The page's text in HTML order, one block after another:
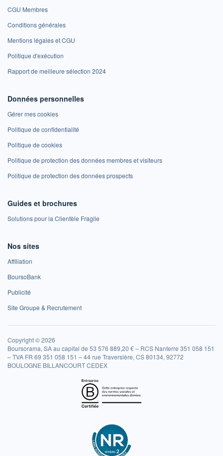
CGU Membres
Conditions générales
Mentions légales et CGU
Politique d'exécution
Rapport de meilleure sélection 2024
Données personnelles
Gérer mes cookies
Politique de confidentialité
Politique de cookies
Politique de protection des données membres et visiteurs
Politique de protection des données prospects
Guides et brochures
Solutions pour la Clientèle Fragile
Nos sites
Affiliation
BoursoBank
Publicité
Site Groupe & Recrutement
Copyright © 2026
Boursorama, SA au capital de 53 576 889,20 € – RCS Nanterre 351 058 151
– TVA FR 69 351 058 151 – 44 rue Traversière, CS 80134, 92772
BOULOGNE BILLANCOURT CEDEX